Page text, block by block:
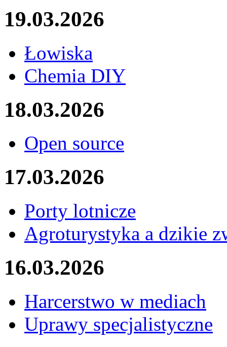
19.03.2026
Łowiska
Chemia DIY
18.03.2026
Open source
17.03.2026
Porty lotnicze
Agroturystyka a dzikie
16.03.2026
Harcerstwo w mediach
Uprawy specjalistyczne